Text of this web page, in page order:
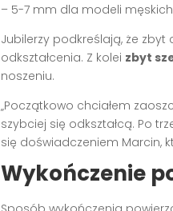
– 5-7 mm dla modeli męskich
Jubilerzy podkreślają, że
odkształcenia. Z kolei zbyt
noszeniu.
„Początkowo chciałem
szybciej się odkształcą. Po
się doświadczeniem Marcin,
Wykończenie